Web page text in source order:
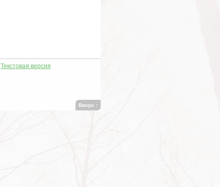
Текстовая версия
Вверх ↑